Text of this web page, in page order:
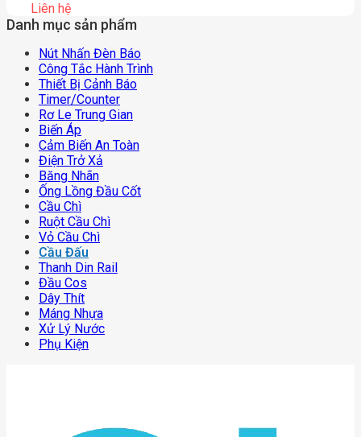
Liên hệ
Danh mục sản phẩm
Nút Nhấn Đèn Báo
Công Tắc Hành Trình
Thiết Bị Cảnh Báo
Timer/counter
Rơ Le Trung Gian
Biến Áp
Cảm Biến An Toàn
Điện Trở Xả
Băng Nhãn
Ống Lồng Đầu Cốt
Cầu Chì
Ruột Cầu Chì
Vỏ Cầu Chì
Cầu Đấu
Thanh Din Rail
Đầu Cos
Dây Thít
Máng Nhựa
Xử Lý Nước
Phụ Kiện